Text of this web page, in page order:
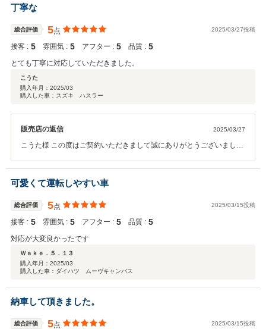
ぜひお気軽にお立ち寄りください。 今後とも、どうぞ宜しくお願い致
します。
丁寧な
総合評価 5点 2025/03/27投稿
接客 : 5 雰囲気 : 5 アフター : 5 品質 : 5
とても丁寧に対応していただきました。
こうた
購入年月： 2025/03
購入した車：スズキ ハスラー
販売店の返信 2025/03/27
こうた様 この度はご契約いただきまして誠にありがとうございまし
いただきまして、社員一同心から感謝しております。何かお困りの際
はぜひお気軽にお立ち寄りください。今後とも、どうぞ宜しくお願い
致します。
可愛くて運転しやすい車
総合評価 5点 2025/03/15投稿
接客 : 5 雰囲気 : 5 アフター : 5 品質 : 5
対応が大変良かったです
Ｗａｋｅ．５．１３
購入年月： 2025/03
購入した車：ダイハツ ムーヴキャンバス
納車して頂きました。
総合評価 5点 2025/03/15投稿